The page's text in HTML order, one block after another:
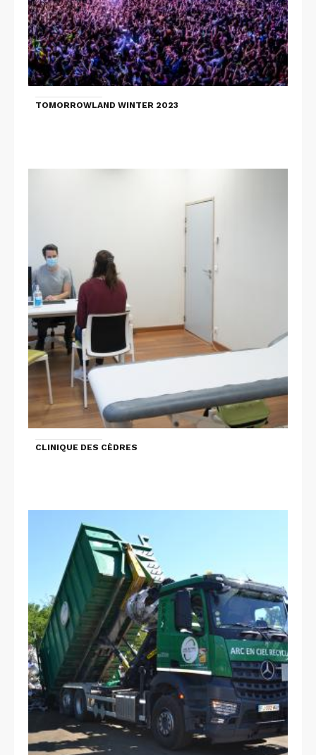
TOMORROWLAND WINTER 2023
CLINIQUE DES CÈDRES